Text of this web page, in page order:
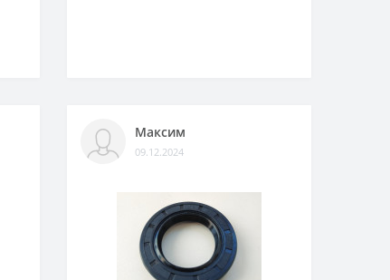
Максим
09.12.2024